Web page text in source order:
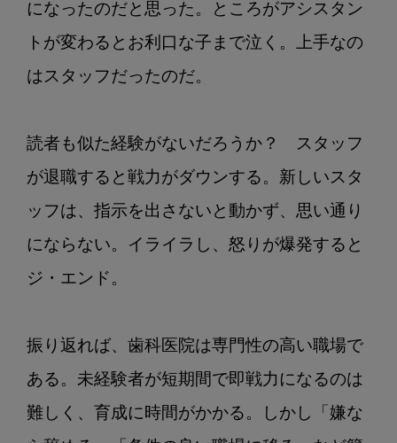
になったのだと思った。ところがアシスタン
トが変わるとお利口な子まで泣く。上手なの
はスタッフだったのだ。
読者も似た経験がないだろうか？　スタッフ
が退職すると戦力がダウンする。新しいスタ
ッフは、指示を出さないと動かず、思い通り
にならない。イライラし、怒りが爆発すると
ジ・エンド。
振り返れば、歯科医院は専門性の高い職場で
ある。未経験者が短期間で即戦力になるのは
難しく、育成に時間がかかる。しかし「嫌な